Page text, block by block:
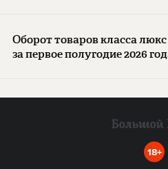
Оборот товаров класса
за первое полугодие 2026
18+